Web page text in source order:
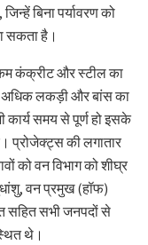
बिना पर्यावरण को
सकता है।
कंक्रीट और स्टील का
अधिक लकड़ी और बांस का
समय से पूर्ण हो इसके
प्रोजेक्ट्स की लगातार
को वन विभाग को शीघ्र
वन प्रमुख (हॉफ)
सहित सभी जनपदों से
थे।